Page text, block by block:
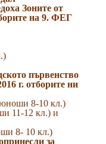
Зоните от
на 9. ФЕГ
първенство
г. отборите ни
8-10 кл.)
11-12 кл.) и
8- 10 кл.)
за